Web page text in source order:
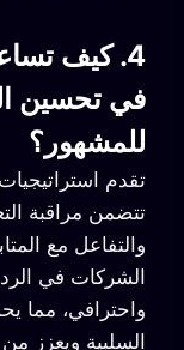
4. كيف
في تحسين
للمشهور؟
تقدم
تتضمن مراقبة
والتفاعل مع
الشركات في
واحترافي، مما
السلبية ويعزز